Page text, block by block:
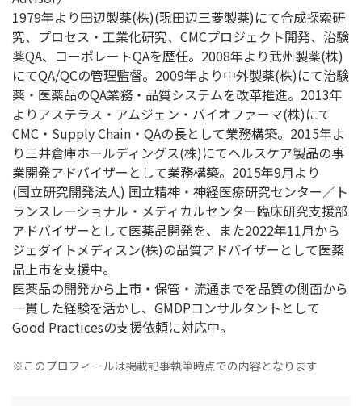
1979年より田辺製薬(株)(現田辺三菱製薬)にて合成探索研
究、プロセス・工業化研究、CMCプロジェクト開発、治験
薬QA、コーポレートQAを歴任。2008年より武州製薬(株)
にてQA/QCの管理監督。2009年より中外製薬(株)にて治験
薬・医薬品のQA業務・品質システムを改革推進。2013年
よりアステラス・アムジェン・バイオファーマ(株)にて
CMC・Supply Chain・QAの長として業務構築。2015年よ
り三井倉庫ホールディングス(株)にてヘルスケア製品の事
業開発アドバイザーとして業務構築。2015年9月より
(国立研究開発法人) 国立精神・神経医療研究センター／ト
ランスレーショナル・メディカルセンター臨床研究支援部
アドバイザーとして医薬品開発を、また2022年11月から
ジェダイトメディスン(株)の品質アドバイザーとして医薬
品上市を支援中。
医薬品の開発から上市・保管・流通までを品質の側面から
一貫した経験を活かし、GMDPコンサルタントとして
Good Practicesの支援依頼に対応中。
※このプロフィールは掲載記事執筆時点での内容となります